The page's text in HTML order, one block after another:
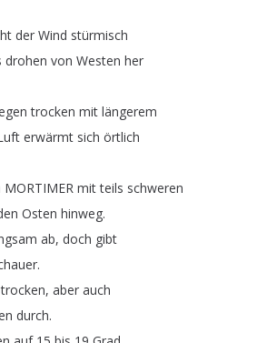
der Wind stürmisch
drohen von Westen her
trocken mit längerem
erwärmt sich örtlich
MORTIMER mit teils schweren
Osten hinweg.
ab, doch gibt
.
trocken, aber auch
durch.